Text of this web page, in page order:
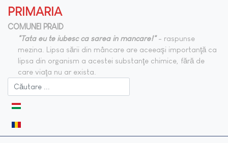
PRIMARIA
COMUNEI PRAID
"Tata eu te iubesc ca sarea in mancare!"- raspunse
mezina. Lipsa sării din mâncare are aceeaşi importanţă ca
lipsa din organism a acestei substanţe chimice, fără de
care viaţa nu ar exista.